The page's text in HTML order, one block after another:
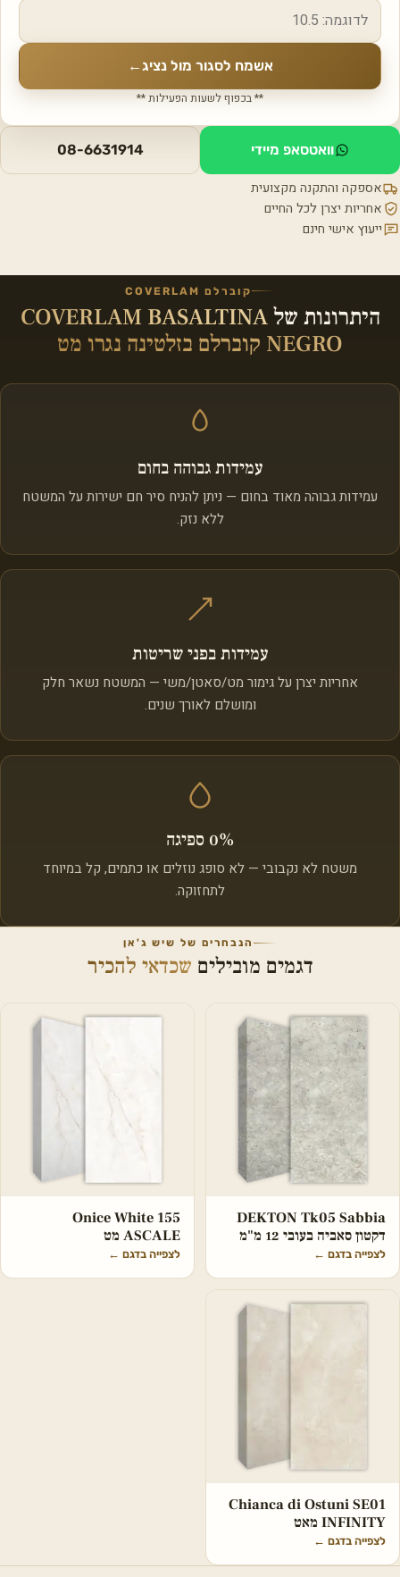
אשמח לסגור מול נציג←
** בכפוף לשעות הפעילות **
וואטסאפ מיידי 08-6631914
אספקה והתקנה מקצועית
אחריות יצרן לכל החיים
ייעוץ אישי חינם
קוברלם COVERLAM
היתרונות שלCOVERLAM BASALTINA
NEGRO קוברלם בזלטינה נגרו מט
עמידות גבוהה בחום
עמידות גבוהה מאוד בחום — ניתן להניח סיר חם ישירות על המשטח
ללא נזק.
עמידות בפני שריטות
אחריות יצרן על גימור מט/סאטן/משי — המשטח נשאר חלק
ומושלם לאורך שנים.
0% ספיגה
משטח לא נקבובי — לא סופג נוזלים או כתמים, קל במיוחד
לתחזוקה.
הנבחרים של שיש ג'אן
דגמים מובילים שכדאי להכיר
DEKTON Tk05 Sabbia
דקטון סאביה בעובי 12 מ"מ
לצפייה בדגם ←
Onice White 155
ASCALE מט
לצפייה בדגם ←
Chianca di Ostuni SE01
INFINITY מאט
לצפייה בדגם ←